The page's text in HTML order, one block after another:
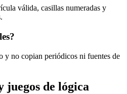
válida, casillas numeradas y
y no copian periódicos ni fuentes de
juegos de lógica